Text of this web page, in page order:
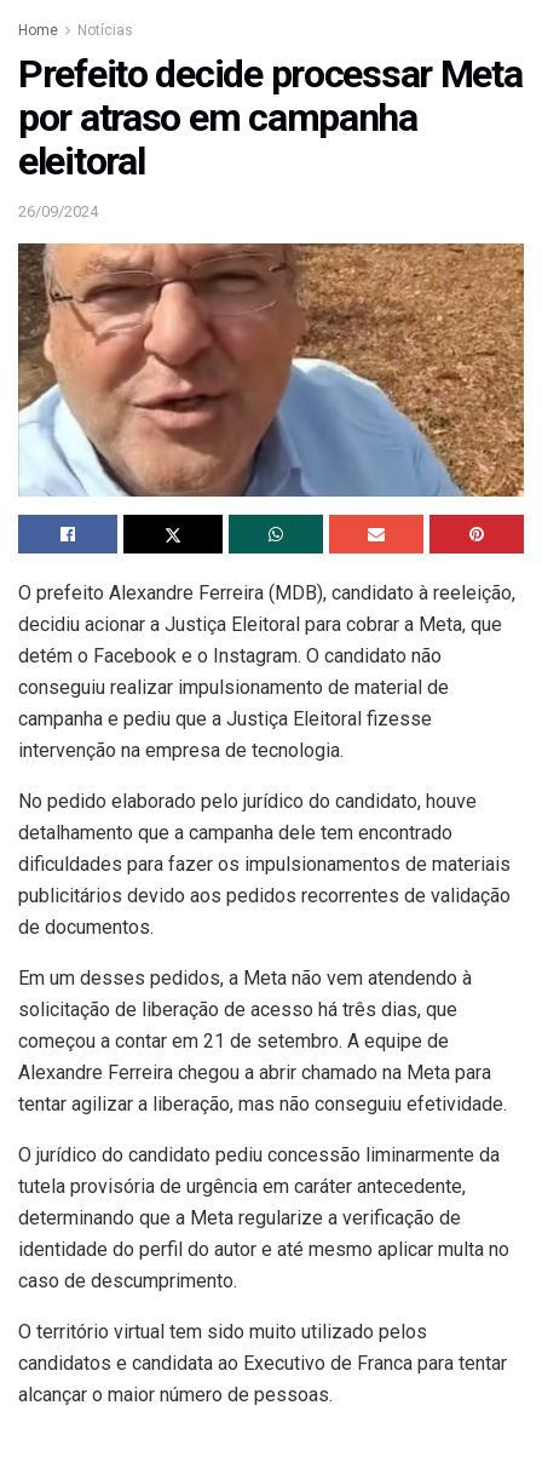
Home Notícias
Prefeito decide processar Meta
por atraso em campanha
eleitoral
26/09/2024
O prefeito Alexandre Ferreira (MDB), candidato à reeleição,
decidiu acionar a Justiça Eleitoral para cobrar a Meta, que
detém o Facebook e o Instagram. O candidato não
conseguiu realizar impulsionamento de material de
campanha e pediu que a Justiça Eleitoral fizesse
intervenção na empresa de tecnologia.
No pedido elaborado pelo jurídico do candidato, houve
detalhamento que a campanha dele tem encontrado
dificuldades para fazer os impulsionamentos de materiais
publicitários devido aos pedidos recorrentes de validação
de documentos.
Em um desses pedidos, a Meta não vem atendendo à
solicitação de liberação de acesso há três dias, que
começou a contar em 21 de setembro. A equipe de
Alexandre Ferreira chegou a abrir chamado na Meta para
tentar agilizar a liberação, mas não conseguiu efetividade.
O jurídico do candidato pediu concessão liminarmente da
tutela provisória de urgência em caráter antecedente,
determinando que a Meta regularize a verificação de
identidade do perfil do autor e até mesmo aplicar multa no
caso de descumprimento.
O território virtual tem sido muito utilizado pelos
candidatos e candidata ao Executivo de Franca para tentar
alcançar o maior número de pessoas.